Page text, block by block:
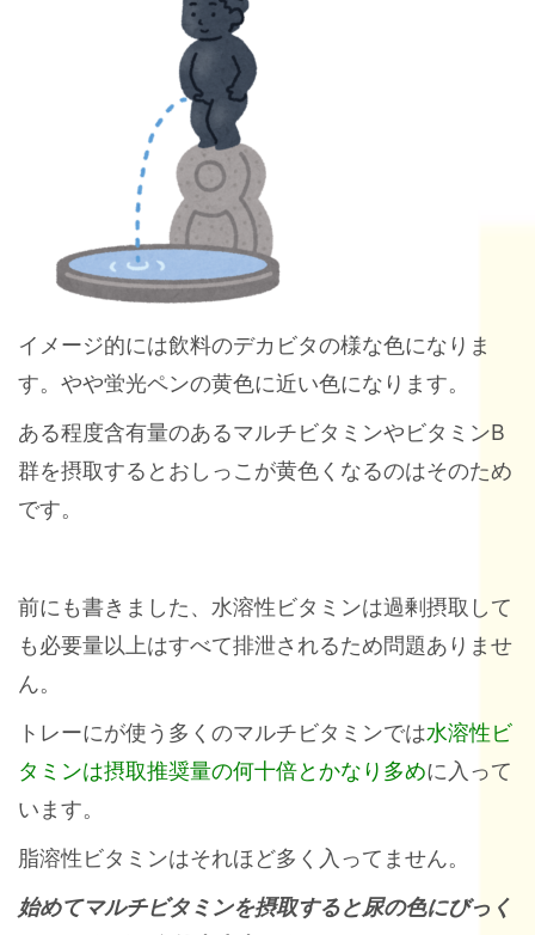
イメージ的には飲料のデカビタの様な色になりま
す。やや蛍光ペンの黄色に近い色になります。
ある程度含有量のあるマルチビタミンやビタミンB
群を摂取するとおしっこが黄色くなるのはそのため
です。
前にも書きました、水溶性ビタミンは過剰摂取して
も必要量以上はすべて排泄されるため問題ありませ
ん。
トレーにが使う多くのマルチビタミンでは水溶性ビ
タミンは摂取推奨量の何十倍とかなり多めに入って
います。
脂溶性ビタミンはそれほど多く入ってません。
始めてマルチビタミンを摂取すると尿の色にびっく